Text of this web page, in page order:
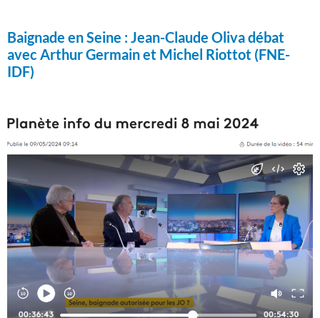
Baignade en Seine :Jean-Claude Oliva débat
avec Arthur Germain et Michel Riottot (FNE-
IDF)